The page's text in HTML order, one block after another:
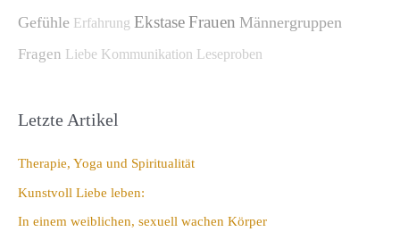
c
Gefühle Erfahrung EkstaseFrauen Männergruppen
Fragen Liebe Kommunikation Leseproben
Letzte Artikel
Therapie, Yoga und Spiritualität
Kunstvoll Liebe leben:
In einem weiblichen, sexuell wachen Körper